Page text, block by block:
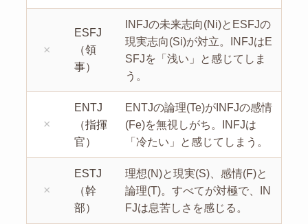
×
ESFJ
（領
事）
INFJの未来志向(Ni)とESFJの
現実志向(Si)が対立。INFJはE
SFJを「浅い」と感じてしま
う。
×
ENTJ
（指揮
官）
ENTJの論理(Te)がINFJの感情
(Fe)を無視しがち。INFJは
「冷たい」と感じてしまう。
×
ESTJ
（幹
部）
理想(N)と現実(S)、感情(F)と
論理(T)。すべてが対極で、IN
FJは息苦しさを感じる。